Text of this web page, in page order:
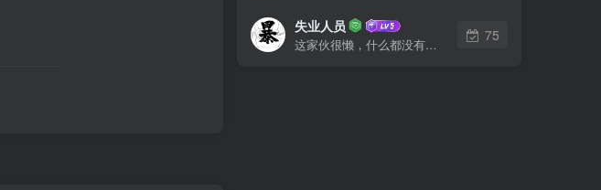
失业人员
这家伙很懒，什么都没有写...
75